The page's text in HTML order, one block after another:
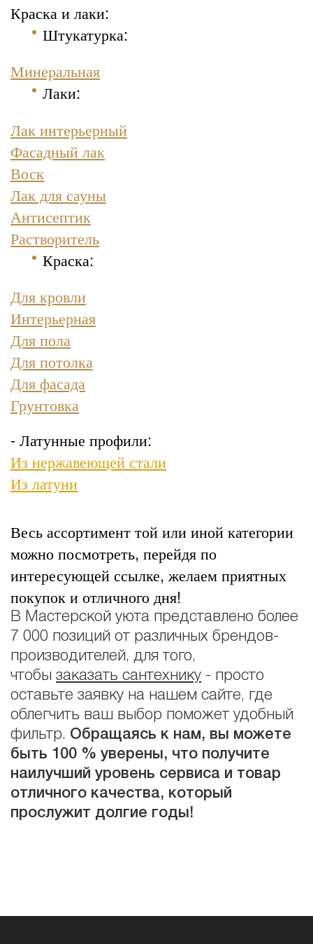
Краска и лаки:
Штукатурка:
Минеральная
Лаки:
Лак интерьерный
Фасадный лак
Воск
Лак для сауны
Антисептик
Растворитель
Краска:
Для кровли
Интерьерная
Для пола
Для потолка
Для фасада
Грунтовка
- Латунные профили:
Из нержавеющей стали
Из латуни
Весь ассортимент той или иной категории
можно посмотреть, перейдя по
интересующей ссылке, желаем приятных
покупок и отличного дня!
В Мастерской уюта представлено более
7 000 позиций от различных брендов-
производителей, для того,
чтобы заказать сантехнику - просто
оставьте заявку на нашем сайте, где
облегчить ваш выбор поможет удобный
фильтр. Обращаясь к нам, вы можете
быть 100 % уверены, что получите
наилучший уровень сервиса и товар
отличного качества, который
прослужит долгие годы!